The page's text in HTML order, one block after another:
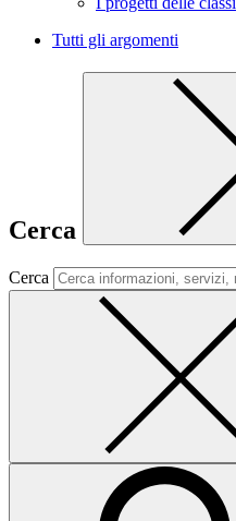
Tutti gli argomenti
Cerca
Cerca